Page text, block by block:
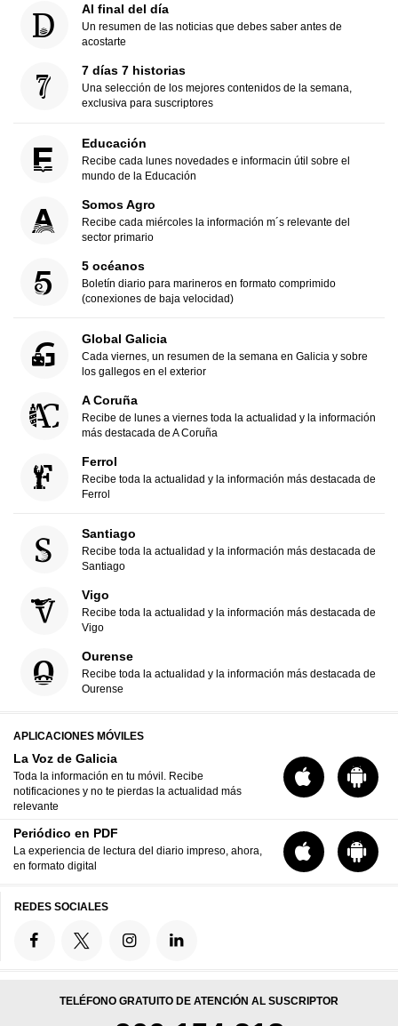
Al final del día
Un resumen de las noticias que debes saber antes de
acostarte
7 días 7 historias
Una selección de los mejores contenidos de la semana,
exclusiva para suscriptores
Educación
Recibe cada lunes novedades e informacin útil sobre el
mundo de la Educación
Somos Agro
Recibe cada miércoles la información m´s relevante del
sector primario
5 océanos
Boletín diario para marineros en formato comprimido
(conexiones de baja velocidad)
Global Galicia
Cada viernes, un resumen de la semana en Galicia y sobre
los gallegos en el exterior
A Coruña
Recibe de lunes a viernes toda la actualidad y la información
más destacada de A Coruña
Ferrol
Recibe toda la actualidad y la información más destacada de
Ferrol
Santiago
Recibe toda la actualidad y la información más destacada de
Santiago
Vigo
Recibe toda la actualidad y la información más destacada de
Vigo
Ourense
Recibe toda la actualidad y la información más destacada de
Ourense
APLICACIONES MÓVILES
La Voz de Galicia
Toda la información en tu móvil. Recibe
notificaciones y no te pierdas la actualidad más
relevante
Periódico en PDF
La experiencia de lectura del diario impreso, ahora,
en formato digital
REDES SOCIALES
TELÉFONO GRATUITO DE ATENCIÓN AL SUSCRIPTOR